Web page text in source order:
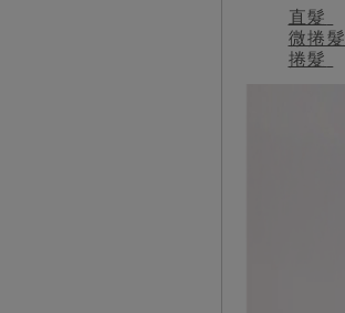
直髮
微捲髮
捲髮